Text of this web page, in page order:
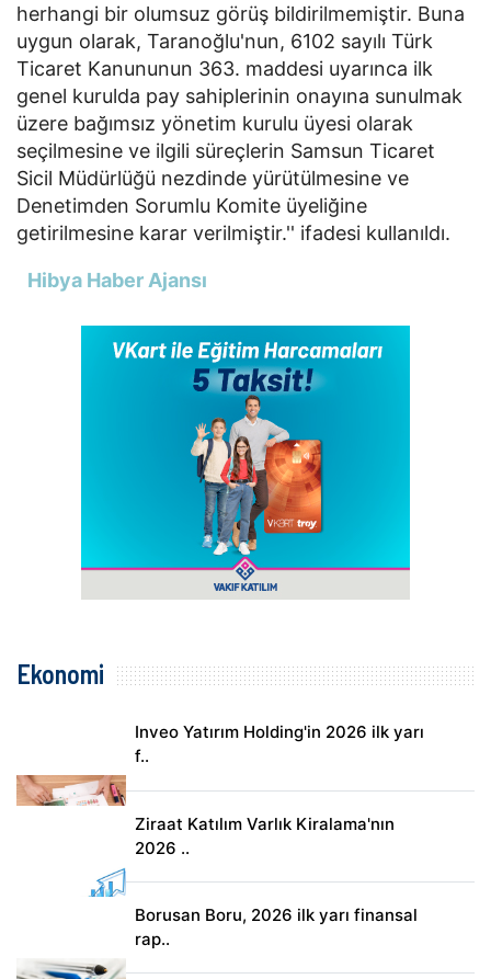
herhangi bir olumsuz görüş bildirilmemiştir. Buna
uygun olarak, Taranoğlu'nun, 6102 sayılı Türk
Ticaret Kanununun 363. maddesi uyarınca ilk
genel kurulda pay sahiplerinin onayına sunulmak
üzere bağımsız yönetim kurulu üyesi olarak
seçilmesine ve ilgili süreçlerin Samsun Ticaret
Sicil Müdürlüğü nezdinde yürütülmesine ve
Denetimden Sorumlu Komite üyeliğine
getirilmesine karar verilmiştir.'' ifadesi kullanıldı.
Hibya Haber Ajansı
Ekonomi
Inveo Yatırım Holding'in 2026 ilk yarı
f..
Ziraat Katılım Varlık Kiralama'nın
2026 ..
Borusan Boru, 2026 ilk yarı finansal
rap..